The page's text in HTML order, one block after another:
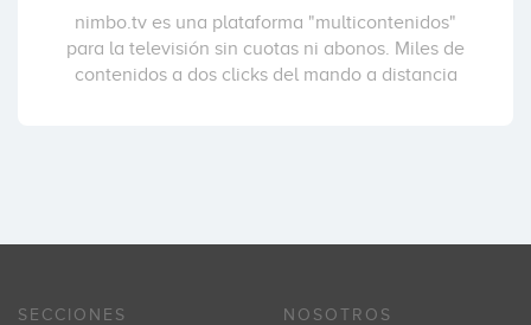
nimbo.tv es una plataforma "multicontenidos"
para la televisión sin cuotas ni abonos. Miles de
contenidos a dos clicks del mando a distancia
SECCIONES NOSOTROS